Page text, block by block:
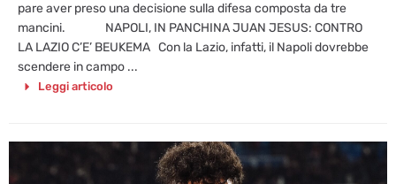
pare aver preso una decisione sulla difesa composta da tre
mancini. NAPOLI, IN PANCHINA JUAN JESUS: CONTRO
LA LAZIO C’E’ BEUKEMA Con la Lazio, infatti, il Napoli dovrebbe
scendere in campo ...
Leggi articolo